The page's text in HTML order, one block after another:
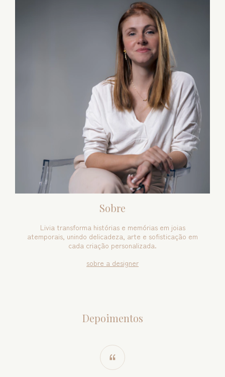
Sobre
Livia transforma histórias e memórias em joias
atemporais, unindo delicadeza, arte e sofisticação em
cada criação personalizada.
sobre a designer
Depoimentos